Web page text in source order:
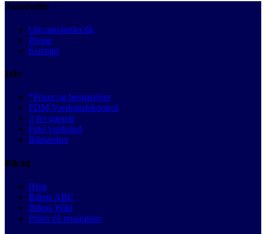
Autobutler
Om autobutler.dk
Presse
Kontakt
Info
*Priser og besparelser
FDM Værkstedskontrol
3 års garanti
Find værksted
Bilmærker
Bilråd
Blog
Bilens ABC
Bilens Wiki
Priser på reparation